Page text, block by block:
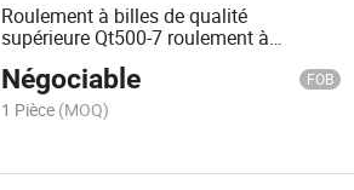
Roulement à billes de qualité
supérieure Qt500-7 roulement à
Kdl900-4W
Négociable FOB
1 Pièce (MOQ)